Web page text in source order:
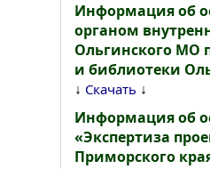
Информация об
органом
Ольгинского МО
и библиотеки
↓ Скачать ↓
Информация об
«Экспертиза
Приморского